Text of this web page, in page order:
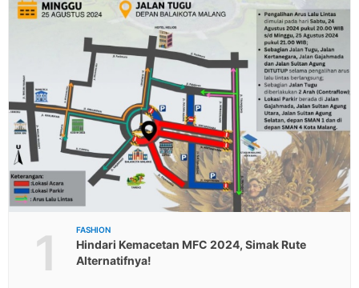
1 FASHION
Hindari Kemacetan MFC 2024, Simak Rute
Alternatifnya!